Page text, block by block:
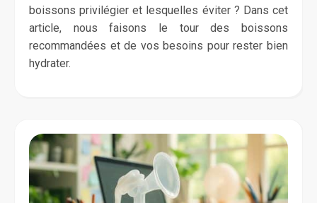
boissons privilégier et lesquelles éviter ? Dans cet
article, nous faisons le tour des boissons
recommandées et de vos besoins pour rester bien
hydrater.